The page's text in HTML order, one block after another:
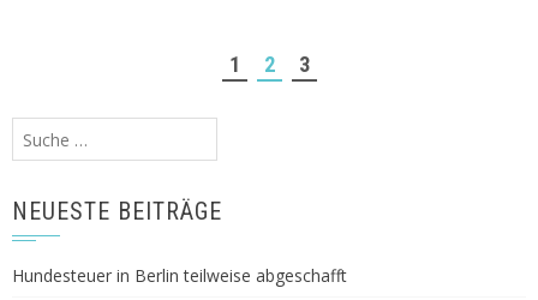
1 2 3
Suche
nach:
NEUESTE BEITRÄGE
Hundesteuer in Berlin teilweise abgeschafft